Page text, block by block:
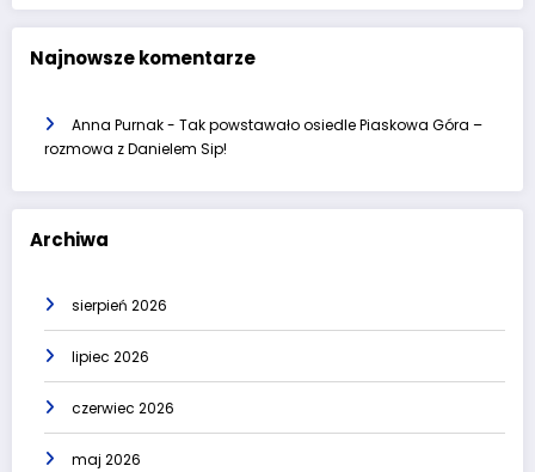
Najnowsze komentarze
Anna Purnak- Tak powstawało osiedle Piaskowa Góra –
rozmowa z Danielem Sip!
Archiwa
sierpień 2026
lipiec 2026
czerwiec 2026
maj 2026